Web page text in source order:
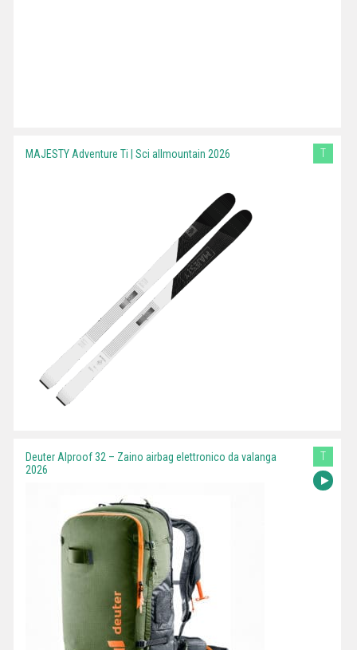
MAJESTY Adventure Ti | Sci allmountain 2026 T
Deuter Alproof 32 – Zaino airbag elettronico da valanga
2026
T